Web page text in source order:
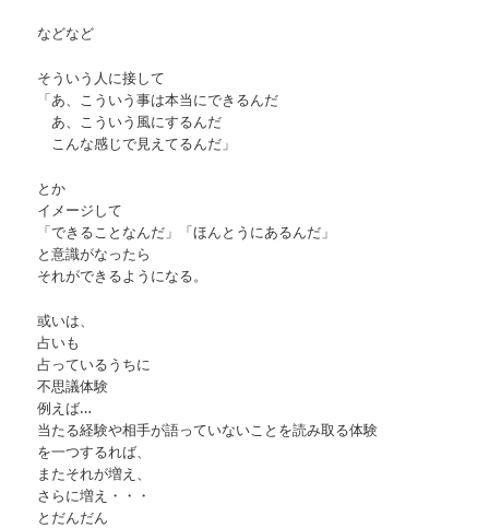
などなど
そういう人に接して
「あ、こういう事は本当にできるんだ
あ、こういう風にするんだ
こんな感じで見えてるんだ」
とか
イメージして
「できることなんだ」「ほんとうにあるんだ」
と意識がなったら
それができるようになる。
或いは、
占いも
占っているうちに
不思議体験
例えば…
当たる経験や相手が語っていないことを読み取る体験
を一つするれば、
またそれが増え、
さらに増え・・・
とだんだん